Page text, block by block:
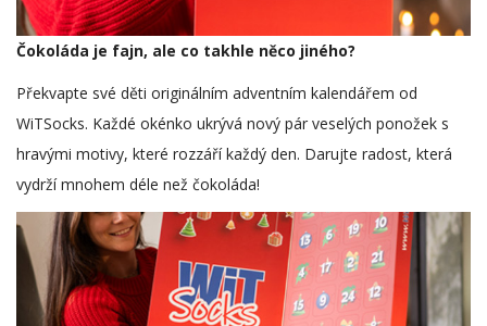
Čokoláda je fajn, ale co takhle něco jiného?
Překvapte své děti originálním adventním kalendářem od
WiTSocks. Každé okénko ukrývá nový pár veselých ponožek s
hravými motivy, které rozzáří každý den. Darujte radost, která
vydrží mnohem déle než čokoláda!